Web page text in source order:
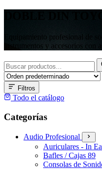
Equipamiento profesional de
instrumentos y accesorios con
Buscar
productos
Filtros
Todo el catálogo
Categorías
Audio Profesional
Auriculares - In
Bafles / Cajas 89
Consolas de